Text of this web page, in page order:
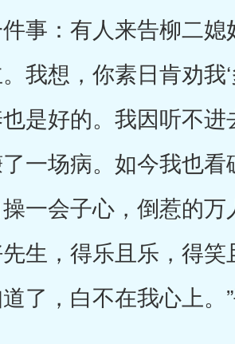
事：有人来告柳二
我想，你素日肯劝我‘
是好的。我因听不
一场病。如今我也
一会子心，倒惹的
生，得乐且乐，得
了，白不在我心上。